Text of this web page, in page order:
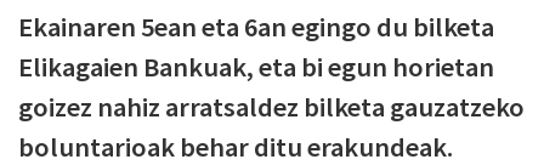
Ekainaren 5ean eta 6an egingo du bilketa
Elikagaien Bankuak, eta bi egun horietan
goizez nahiz arratsaldez bilketa gauzatzeko
boluntarioak behar ditu erakundeak.